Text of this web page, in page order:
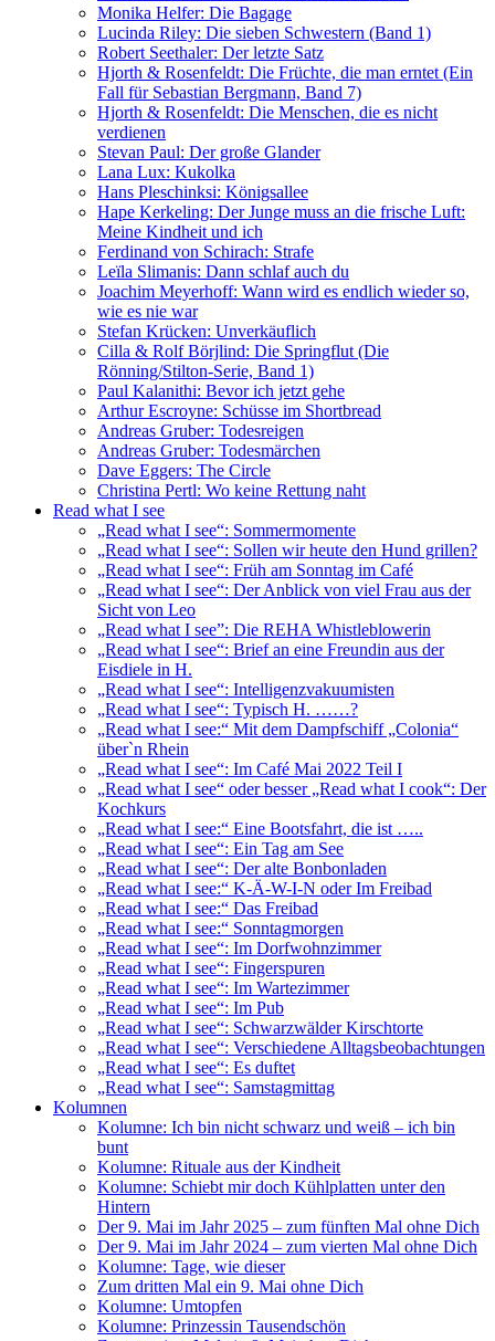
Monika Helfer: Die Bagage
Lucinda Riley: Die sieben Schwestern (Band 1)
Robert Seethaler: Der letzte Satz
Hjorth & Rosenfeldt: Die Früchte, die man erntet (Ein
Fall für Sebastian Bergmann, Band 7)
Hjorth & Rosenfeldt: Die Menschen, die es nicht
verdienen
Stevan Paul: Der große Glander
Lana Lux: Kukolka
Hans Pleschinksi: Königsallee
Hape Kerkeling: Der Junge muss an die frische Luft:
Meine Kindheit und ich
Ferdinand von Schirach: Strafe
Leïla Slimanis: Dann schlaf auch du
Joachim Meyerhoff: Wann wird es endlich wieder so,
wie es nie war
Stefan Krücken: Unverkäuflich
Cilla & Rolf Börjlind: Die Springflut (Die
Rönning/Stilton-Serie, Band 1)
Paul Kalanithi: Bevor ich jetzt gehe
Arthur Escroyne: Schüsse im Shortbread
Andreas Gruber: Todesreigen
Andreas Gruber: Todesmärchen
Dave Eggers: The Circle
Christina Pertl: Wo keine Rettung naht
Read what I see
„Read what I see“: Sommermomente
„Read what I see“: Sollen wir heute den Hund grillen?
„Read what I see“: Früh am Sonntag im Café
„Read what I see“: Der Anblick von viel Frau aus der
Sicht von Leo
„Read what I see”: Die REHA Whistleblowerin
„Read what I see“: Brief an eine Freundin aus der
Eisdiele in H.
„Read what I see“: Intelligenzvakuumisten
„Read what I see“: Typisch H. ……?
„Read what I see:“ Mit dem Dampfschiff „Colonia“
über`n Rhein
„Read what I see“: Im Café Mai 2022 Teil I
„Read what I see“ oder besser „Read what I cook“: Der
Kochkurs
„Read what I see:“ Eine Bootsfahrt, die ist …..
„Read what I see“: Ein Tag am See
„Read what I see“: Der alte Bonbonladen
„Read what I see:“ K-Ä-W-I-N oder Im Freibad
„Read what I see:“ Das Freibad
„Read what I see:“ Sonntagmorgen
„Read what I see“: Im Dorfwohnzimmer
„Read what I see“: Fingerspuren
„Read what I see“: Im Wartezimmer
„Read what I see“: Im Pub
„Read what I see“: Schwarzwälder Kirschtorte
„Read what I see“: Verschiedene Alltagsbeobachtungen
„Read what I see“: Es duftet
„Read what I see“: Samstagmittag
Kolumnen
Kolumne: Ich bin nicht schwarz und weiß – ich bin
bunt
Kolumne: Rituale aus der Kindheit
Kolumne: Schiebt mir doch Kühlplatten unter den
Hintern
Der 9. Mai im Jahr 2025 – zum fünften Mal ohne Dich
Der 9. Mai im Jahr 2024 – zum vierten Mal ohne Dich
Kolumne: Tage, wie dieser
Zum dritten Mal ein 9. Mai ohne Dich
Kolumne: Umtopfen
Kolumne: Prinzessin Tausendschön